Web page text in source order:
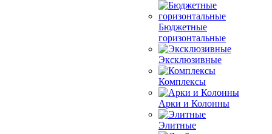
Бюджетные
горизонтальные
Эксклюзивные
Комплексы
Арки и Колонны
Элитные